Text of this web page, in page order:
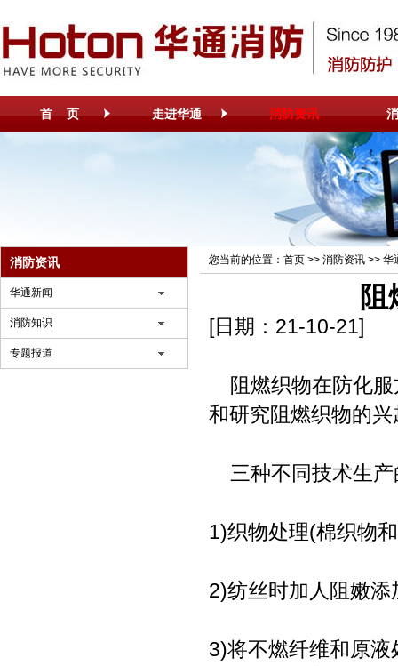
首 页 走进华通 消防资讯
消防资讯
华通新闻
消防知识
专题报道
您当前的位置： 首页 >> 消防资讯 >> 华
[日期：21-10-21]
阻燃织物在防化服
和研究阻燃织物的
三种不同技术生产
1)织物处理(棉织物
2)纺丝时加人阻嫩
3)将不燃纤维和原